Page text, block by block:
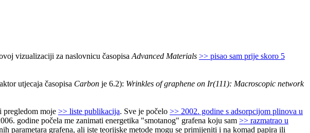
vizualizaciji za naslovnicu časopisa Advanced Materials >> pisao sam prije skoro 5
utjecaja časopisa Carbon je 6.2): Wrinkles of graphene on Ir(111): Macroscopic network
pregledom moje >> liste publikacija. Sve je počelo >> 2002. godine s adsorpcijom plinova u
godine počela me zanimati energetika "smotanog" grafena koju sam >> razmatrao u
parametara grafena, ali iste teorijske metode mogu se primijeniti i na komad papira ili